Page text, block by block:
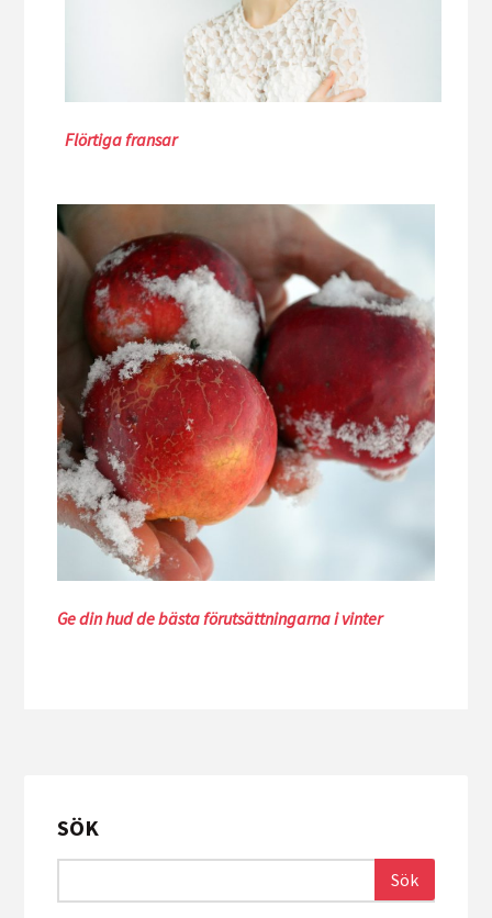
Flörtiga fransar
Ge din hud de bästa förutsättningarna i vinter
SÖK